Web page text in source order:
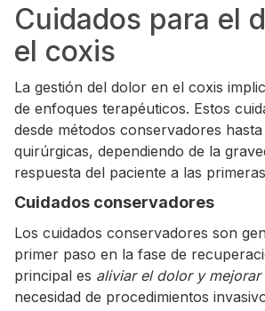
Cuidados para el
el coxis
La gestión del dolor en el coxis
de enfoques terapéuticos. Estos
desde métodos conservadores
quirúrgicas, dependiendo de la
respuesta del paciente a las
Cuidados conservadores
Los cuidados conservadores son
primer paso en la fase de
principal es aliviar el dolor y
necesidad de procedimientos